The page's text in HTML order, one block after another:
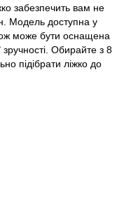
забезпечить вам не
Модель доступна у
може бути оснащена
Обирайте з 8
підібрати ліжко до